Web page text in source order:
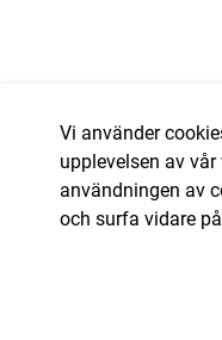
Vi använder
upplevelsen av
användningen av
och surfa vidare